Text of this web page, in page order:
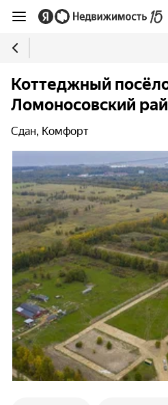
Коттеджный
Ломоносовский
Сдан, Комфорт